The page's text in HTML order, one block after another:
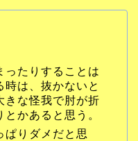
ったりすることは
時は、抜かないと
きな怪我で肘が折
かあると思う。
ぱりダメだと思